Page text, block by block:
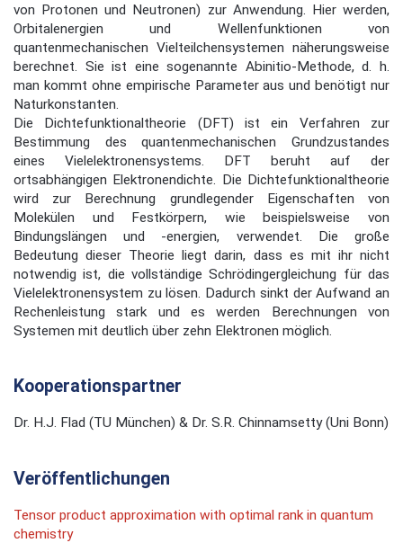
von Protonen und Neutronen) zur Anwendung. Hier werden,
Orbitalenergien und Wellenfunktionen von
quantenmechanischen Vielteilchensystemen näherungsweise
berechnet. Sie ist eine sogenannte Abinitio-Methode, d. h.
man kommt ohne empirische Parameter aus und benötigt nur
Naturkonstanten.
Die Dichtefunktionaltheorie (DFT) ist ein Verfahren zur
Bestimmung des quantenmechanischen Grundzustandes
eines Vielelektronensystems. DFT beruht auf der
ortsabhängigen Elektronendichte. Die Dichtefunktionaltheorie
wird zur Berechnung grundlegender Eigenschaften von
Molekülen und Festkörpern, wie beispielsweise von
Bindungslängen und -energien, verwendet. Die große
Bedeutung dieser Theorie liegt darin, dass es mit ihr nicht
notwendig ist, die vollständige Schrödingergleichung für das
Vielelektronensystem zu lösen. Dadurch sinkt der Aufwand an
Rechenleistung stark und es werden Berechnungen von
Systemen mit deutlich über zehn Elektronen möglich.
Kooperationspartner
Dr. H.J. Flad (TU München) & Dr. S.R. Chinnamsetty (Uni Bonn)
Veröffentlichungen
Tensor product approximation with optimal rank in quantum
chemistry